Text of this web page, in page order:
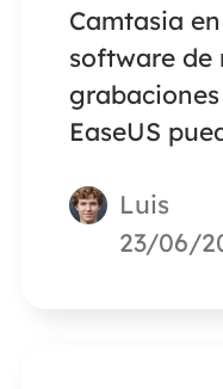
Camtasia
software de
EaseUS
audio y
con
Luis
23/06/